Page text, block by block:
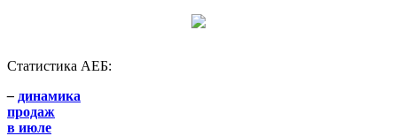
Статистика АЕБ:
– динамика
продаж
в июле